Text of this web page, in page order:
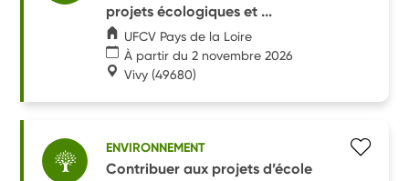
projets écologiques et ...
UFCV Pays de la Loire
À partir du 2 novembre 2026
Vivy (49680)
ENVIRONNEMENT
Contribuer aux projets d’école